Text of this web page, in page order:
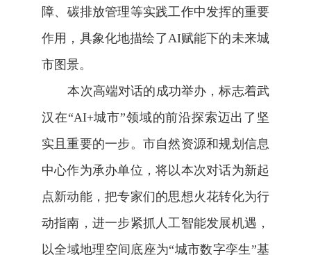
障、 碳排放管理等实践工作中发挥的重要
作用 ，具象化地描绘了AI赋能下的未来城
市图景。
本次高端对话的成功举办，标志着武
汉在“AI+城市”领域的前沿探索迈出了坚
实且重要的一步。市自然资源和规划信息
中心作为承办单位，将以本次对话为新起
点新动能，把专家们的思想火花转化为行
动指南，进一步紧抓人工智能发展机遇，
以全域地理空间底座为“城市数字孪生”基